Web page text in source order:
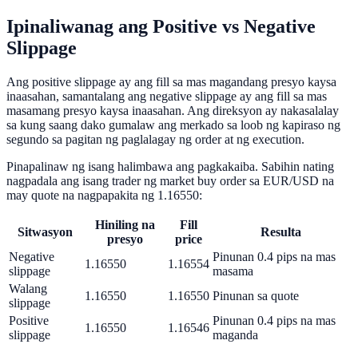
Ipinaliwanag ang Positive vs Negative
Slippage
Ang positive slippage ay ang fill sa mas magandang presyo kaysa
inaasahan, samantalang ang negative slippage ay ang fill sa mas
masamang presyo kaysa inaasahan. Ang direksyon ay nakasalalay
sa kung saang dako gumalaw ang merkado sa loob ng kapiraso ng
segundo sa pagitan ng paglalagay ng order at ng execution.
Pinapalinaw ng isang halimbawa ang pagkakaiba. Sabihin nating
nagpadala ang isang trader ng market buy order sa EUR/USD na
may quote na nagpapakita ng 1.16550:
Sitwasyon
Hiniling na
presyo
Fill
price
Resulta
Negative
slippage
1.16550 1.16554
Pinunan 0.4 pips na mas
masama
Walang
slippage
1.16550 1.16550 Pinunan sa quote
Positive
slippage
1.16550 1.16546
Pinunan 0.4 pips na mas
maganda